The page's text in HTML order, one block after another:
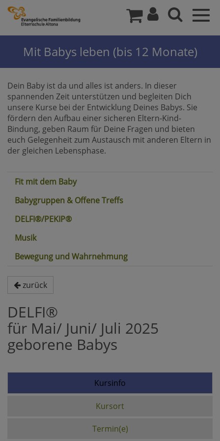
Mit Babys leben (bis 12 Monate)
Dein Baby ist da und alles ist anders. In dieser
spannenden Zeit unterstützen und begleiten Dich
unsere Kurse bei der Entwicklung Deines Babys. Sie
fördern den Aufbau einer sicheren Eltern-Kind-
Bindung, geben Raum für Deine Fragen und bieten
euch Gelegenheit zum Austausch mit anderen Eltern in
der gleichen Lebensphase.
Fit mit dem Baby
Babygruppen & Offene Treffs
DELFI®/PEKIP®
Musik
Bewegung und Wahrnehmung
zurück
DELFI®
für Mai/ Juni/ Juli 2025
geborene Babys
Kursinfo
Kursort
Termin(e)